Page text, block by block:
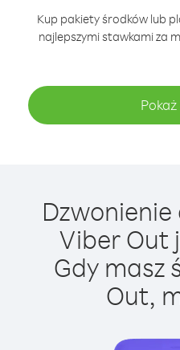
Kup pakiety środków lub
najlepszymi stawkami za
Viber Out
Gdy masz
Out,